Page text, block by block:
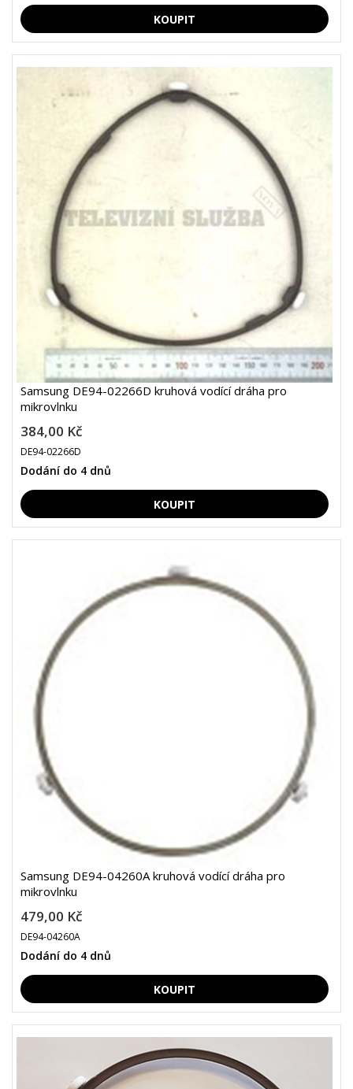
Samsung DE94-02266D kruhová vodící dráha pro
mikrovlnku
384,00 Kč
DE94-02266D
Dodání do 4 dnů
Samsung DE94-04260A kruhová vodící dráha pro
mikrovlnku
479,00 Kč
DE94-04260A
Dodání do 4 dnů